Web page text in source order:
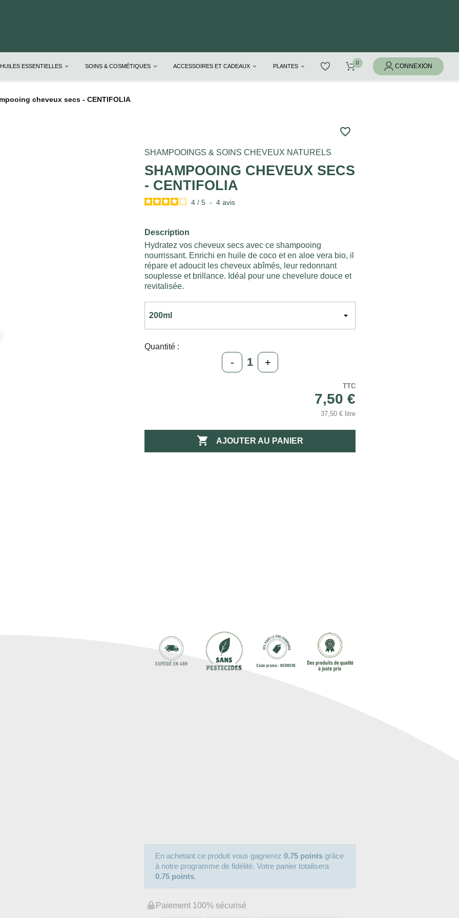
HUILES ESSENTIELLES SOINS & COSMÉTIQUES ACCESSOIRES ET CADEAUX PLANTES
cheveux secs - CENTIFOLIA
favorite_border
SHAMPOOINGS & SOINS CHEVEUX NATURELS
SHAMPOOING CHEVEUX SECS
- CENTIFOLIA
4 / 5 - 4avis
Description
Hydratez vos cheveux secs avec ce shampooing
nourrissant. Enrichi en huile de coco et en aloe vera bio, il
répare et adoucit les cheveux abîmés, leur redonnant
souplesse et brillance. Idéal pour une chevelure douce et
revitalisée.
Quantité :
- +
TTC
7,50 €
37,50 € litre
 AJOUTER AU PANIER
En achetant ce produit vous gagnerez0.75 points grâce
à notre programme de fidélité. Votre panier totalisera
0.75 points.
Paiement 100% sécurisé